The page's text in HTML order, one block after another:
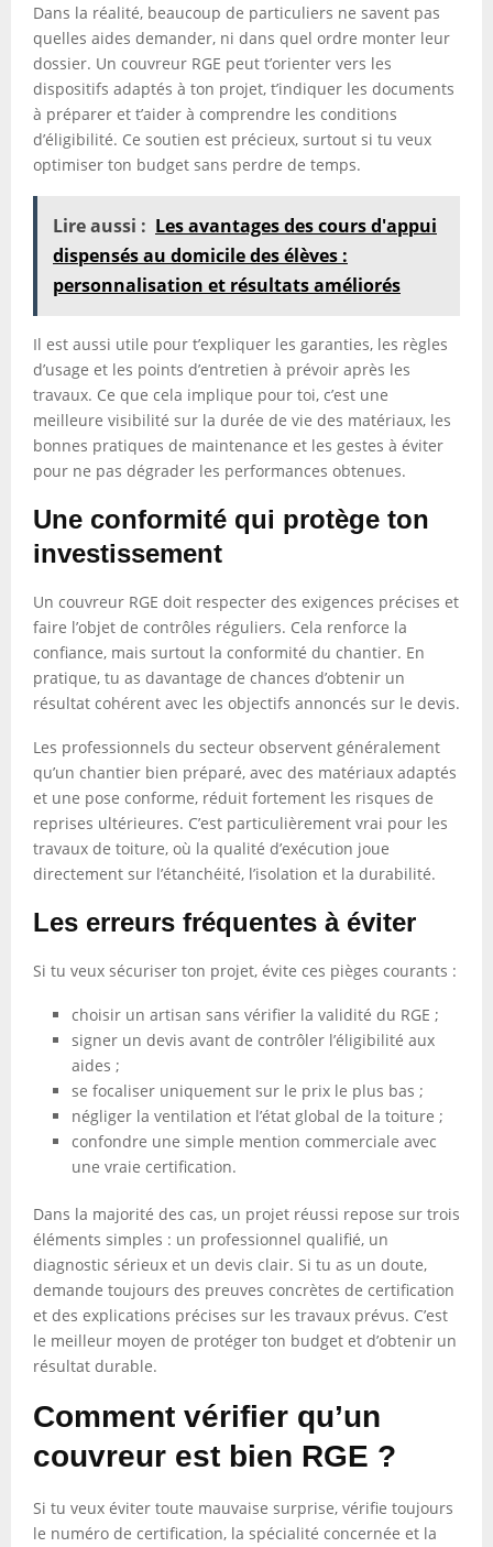
Dans la réalité, beaucoup de particuliers ne savent pas
quelles aides demander, ni dans quel ordre monter leur
dossier. Un couvreur RGE peut t’orienter vers les
dispositifs adaptés à ton projet, t’indiquer les documents
à préparer et t’aider à comprendre les conditions
d’éligibilité. Ce soutien est précieux, surtout si tu veux
optimiser ton budget sans perdre de temps.
Lire aussi : Les avantages des cours d'appui
dispensés au domicile des élèves :
personnalisation et résultats améliorés
Il est aussi utile pour t’expliquer les garanties, les règles
d’usage et les points d’entretien à prévoir après les
travaux. Ce que cela implique pour toi, c’est une
meilleure visibilité sur la durée de vie des matériaux, les
bonnes pratiques de maintenance et les gestes à éviter
pour ne pas dégrader les performances obtenues.
Une conformité qui protège ton
investissement
Un couvreur RGE doit respecter des exigences précises et
faire l’objet de contrôles réguliers. Cela renforce la
confiance, mais surtout la conformité du chantier. En
pratique, tu as davantage de chances d’obtenir un
résultat cohérent avec les objectifs annoncés sur le devis.
Les professionnels du secteur observent généralement
qu’un chantier bien préparé, avec des matériaux adaptés
et une pose conforme, réduit fortement les risques de
reprises ultérieures. C’est particulièrement vrai pour les
travaux de toiture, où la qualité d’exécution joue
directement sur l’étanchéité, l’isolation et la durabilité.
Les erreurs fréquentes à éviter
Si tu veux sécuriser ton projet, évite ces pièges courants :
choisir un artisan sans vérifier la validité du RGE ;
signer un devis avant de contrôler l’éligibilité aux
aides ;
se focaliser uniquement sur le prix le plus bas ;
négliger la ventilation et l’état global de la toiture ;
confondre une simple mention commerciale avec
une vraie certification.
Dans la majorité des cas, un projet réussi repose sur trois
éléments simples : un professionnel qualifié, un
diagnostic sérieux et un devis clair. Si tu as un doute,
demande toujours des preuves concrètes de certification
et des explications précises sur les travaux prévus. C’est
le meilleur moyen de protéger ton budget et d’obtenir un
résultat durable.
Comment vérifier qu’un
couvreur est bien RGE ?
Si tu veux éviter toute mauvaise surprise, vérifie toujours
le numéro de certification, la spécialité concernée et la